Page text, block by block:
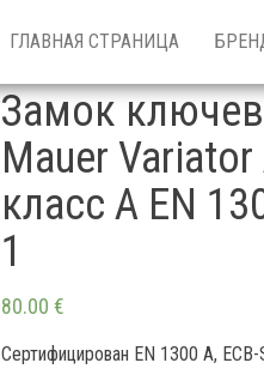
ГЛАВНАЯ СТРАНИЦА
Замок
Mauer
класс A EN
1
80.00€
Сертифицирован EN 1300 A,